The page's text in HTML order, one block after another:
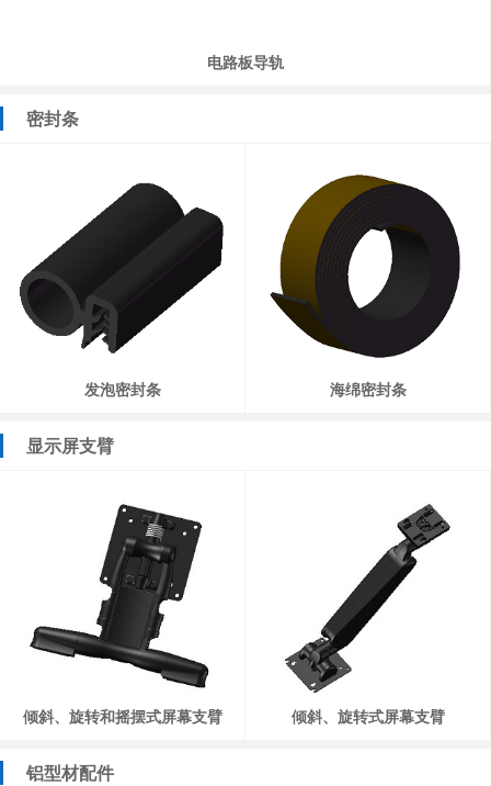
电路板导轨
密封条
发泡密封条 海绵密封条
显示屏支臂
倾斜、旋转和摇摆式屏幕支臂 倾斜、旋转式屏幕支臂
铝型材配件